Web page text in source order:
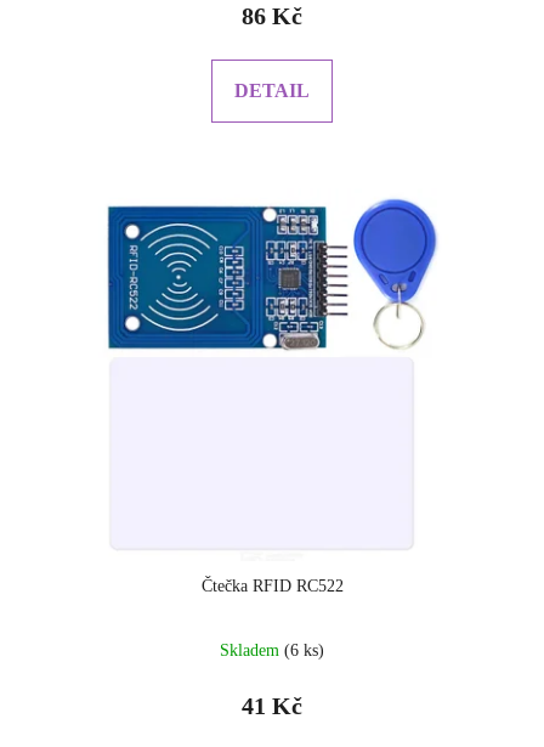
je
86 Kč
DETAIL
Čtečka RFID RC522
hodnocení
je
Skladem (6 ks)
41 Kč